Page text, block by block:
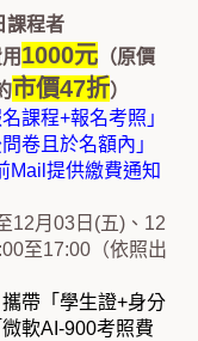
課程者
1000元 （原價
市價47折）
課程+報名考照」
卷且於名額內」
Mail提供繳費通知
12月03日(五)、12
至17:00（依照出
攜帶「學生證+身分
軟AI-900考照費